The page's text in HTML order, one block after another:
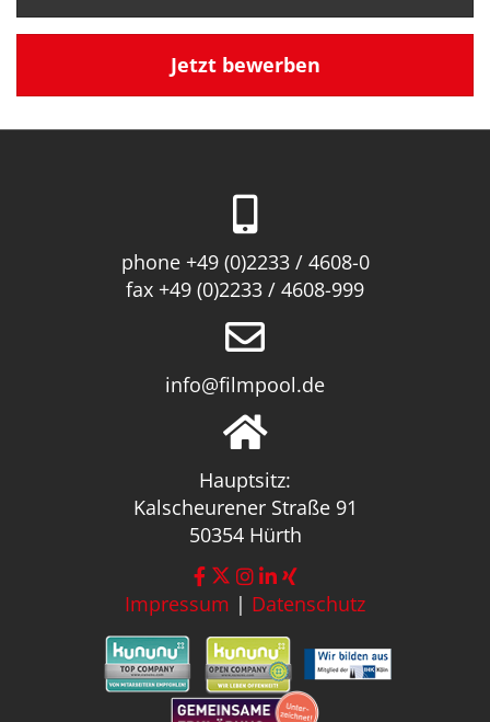
Jetzt bewerben
phone +49 (0)2233 / 4608-0
fax +49 (0)2233 / 4608-999
info@filmpool.de
Hauptsitz:
Kalscheurener Straße 91
50354 Hürth
Impressum | Datenschutz